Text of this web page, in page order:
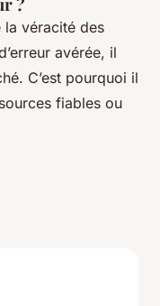
la véracité des
avérée, il
C’est pourquoi il
fiables ou